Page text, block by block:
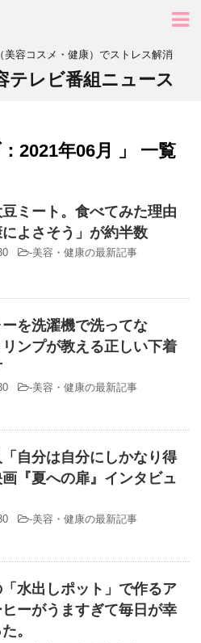
容コスメ・健康）でストレス解消
テレビ番組ニュース
2021年06月 」 一覧
ミート。食べてみた理由
よさそう」が約半数
-美容・健康の最新記事
を洗濯機で洗ってな
ンプが教える正しい下着
-美容・健康の最新記事
自分は自分にしかなり得
『夏への扉』インタビュ
-美容・健康の最新記事
水出しポット」で作るア
ーがうますぎて毎日が幸
。